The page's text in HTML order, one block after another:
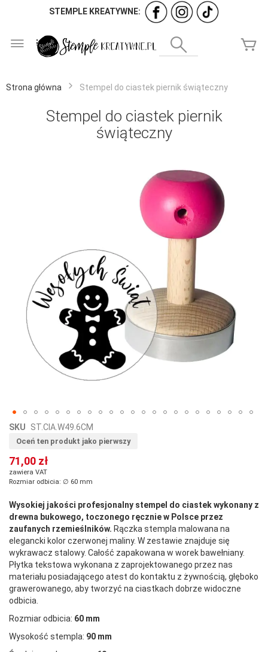
STEMPLE KREATYWNE:
do
treści
Strona główna Stempel do ciastek piernik świąteczny
Stempel do ciastek piernik
świąteczny
Przejdź
na
galerii
SKU ST.CIA.W49.6CM
Oceń ten produkt jako pierwszy
71,00 zł
zawiera VAT
Rozmiar odbicia: ∅ 60 mm
Wysokiej jakości profesjonalny stempel do ciastekwykonany z
drewna bukowego, toczonego ręcznie w Polsce przez
zaufanych rzemieślników. Rączka stempla malowana na
elegancki kolor czerwonej maliny. W zestawie znajduje się
wykrawacz stalowy. Całość zapakowana w worek bawełniany.
Płytka tekstowa wykonana z zaprojektowanego przez nas
materiału posiadającego atest do kontaktu z żywnością, głęboko
grawerowanego, aby tworzyć na ciastkach dobrze widoczne
odbicia.
Rozmiar odbicia: 60 mm
Wysokość stempla: 90 mm